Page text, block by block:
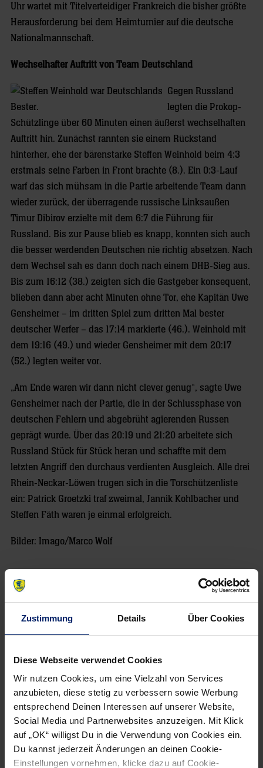
Zustimmung Details Über Cookies
Diese Webseite verwendet Cookies
Wir nutzen Cookies, um eine Vielzahl von Services
anzubieten, diese stetig zu verbessern sowie Werbung
entsprechend Deinen Interessen auf unserer Website,
Social Media und Partnerwebsites anzuzeigen. Mit Klick
auf „OK“ willigst Du in die Verwendung von Cookies ein.
Du kannst jederzeit Änderungen an deinen Cookie-
Einstellungen vornehmen, klicke dazu auf Cookie-
Uhr wartet mit Titelverteidiger Frankreich die bisher größte
Herausforderung bei dem Heimturnier auf die deutsche
Nationalmannschaft.
Wechselhafter Auftritt von Team Deutschland
Gegen Russland
legten die Prokop-
Schützlinge über 60 Minuten einen äußerst wechselhaften
Auftritt hin. Zunächst rannten sie einem Rückstand
hinterher, ehe der bärenstarke Steffen Weinhold beim 4:3
erstmals seine Farben in Front brachte (8.). Ein 0:3-Lauf
warf das sich mühsam in die Partie arbeitende Team dann
wieder zurück, der überragende russische Linksaußen
Timur Dibirov erzielte mit dem 6:7 die Führung für
Russland. Bis zur Pause blieb es knapp, konnten sich auch
die besser werdenden Deutschen nie richtig absetzen. Nach
dem Wechsel sah es dann doch nach einem DHB-Sieg aus.
Bis zum 16:12 (38.) zeigten sich die Gastgeber konsequent,
blieben dann aber acht Minuten ohne Tor, ehe Kapitän Uwe
Gensheimer – im dritten Spiel zum dritten Mal bester
deutscher Werfer – das 17:14 markierte (46.). Weinhold mit
dem 19:16 (49.) und wieder Gensheimer mit dem 20:17
(52.) legten weiter vor.
„Am Ende waren wir dann nicht clever genug“, sagte Uwe
Gensheimer nach der Partie, die in der Schlussphase von
deutschen Fehlern und abgebrüht agierenden Russen
geprägt wurde. Über das 20:19 und 21:20 arbeitete sich
Russland Stück für Stück heran und schaffte mit dem
letzten Angriff den durchaus verdienten Ausgleich. Alle drei
Rhein-Neckar-Löwen trugen sich in die Torschützenliste
ein: Patrick Groetzki traf zweimal, Jannik Kohlbacher und
Steffen Fäth waren je einmal erfolgreich.
Bilder: Imago/Marco Wolf
NEWSLETTER
Wenn du per E-Mail über Aktuelles aus der Löwenwelt
informiert werden willst, kannst du den Rhein-Neckar Löwen
Newsletterhier abonnieren.